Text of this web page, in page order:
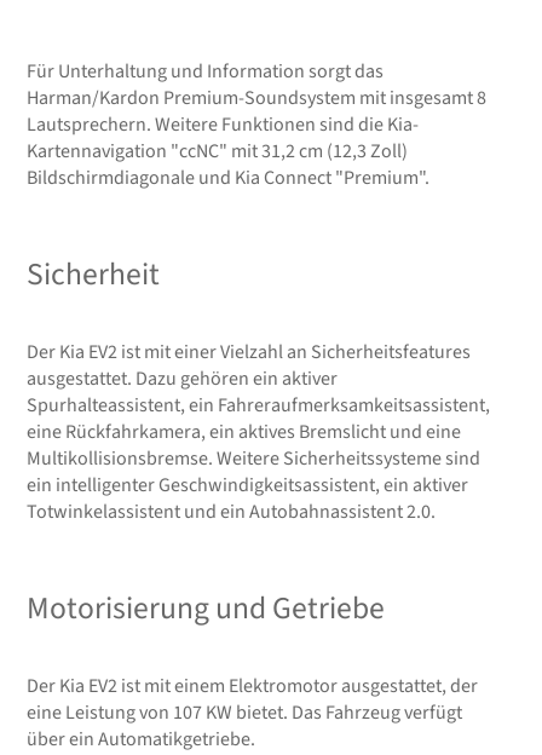
Für Unterhaltung und Information sorgt das
Harman/Kardon Premium-Soundsystem mit insgesamt 8
Lautsprechern. Weitere Funktionen sind die Kia-
Kartennavigation "ccNC" mit 31,2 cm (12,3 Zoll)
Bildschirmdiagonale und Kia Connect "Premium".
Sicherheit
Der Kia EV2 ist mit einer Vielzahl an Sicherheitsfeatures
ausgestattet. Dazu gehören ein aktiver
Spurhalteassistent, ein Fahreraufmerksamkeitsassistent,
eine Rückfahrkamera, ein aktives Bremslicht und eine
Multikollisionsbremse. Weitere Sicherheitssysteme sind
ein intelligenter Geschwindigkeitsassistent, ein aktiver
Totwinkelassistent und ein Autobahnassistent 2.0.
Motorisierung und Getriebe
Der Kia EV2 ist mit einem Elektromotor ausgestattet, der
eine Leistung von 107 KW bietet. Das Fahrzeug verfügt
über ein Automatikgetriebe.